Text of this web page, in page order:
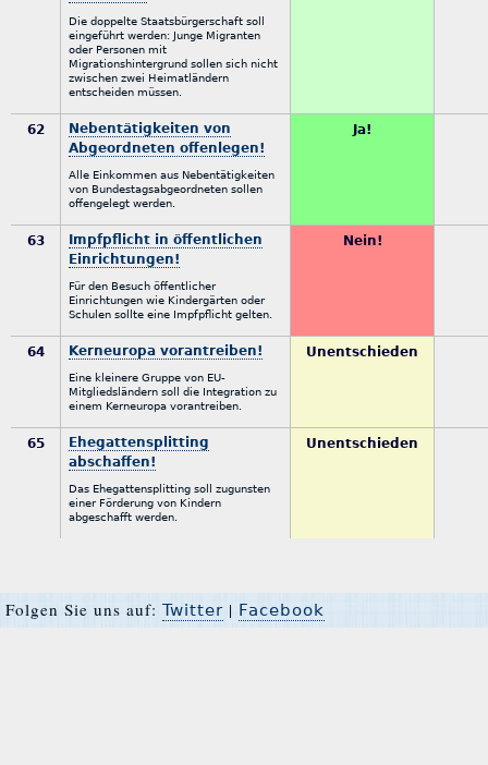
Die doppelte Staatsbürgerschaft soll
eingeführt werden: Junge Migranten
oder Personen mit
Migrationshintergrund sollen sich nicht
zwischen zwei Heimatländern
entscheiden müssen.
62
Nebentätigkeiten von
Abgeordneten offenlegen!
Alle Einkommen aus Nebentätigkeiten
von Bundestagsabgeordneten sollen
offengelegt werden.
Ja!
63
Impfpflicht in öffentlichen
Einrichtungen!
Für den Besuch öffentlicher
Einrichtungen wie Kindergärten oder
Schulen sollte eine Impfpflicht gelten.
Nein!
64 Kerneuropa vorantreiben!
Eine kleinere Gruppe von EU-
Mitgliedsländern soll die Integration zu
einem Kerneuropa vorantreiben.
Unentschieden
65
Ehegattensplitting
abschaffen!
Das Ehegattensplitting soll zugunsten
einer Förderung von Kindern
abgeschafft werden.
Unentschieden
Folgen Sie uns auf: Twitter | Facebook